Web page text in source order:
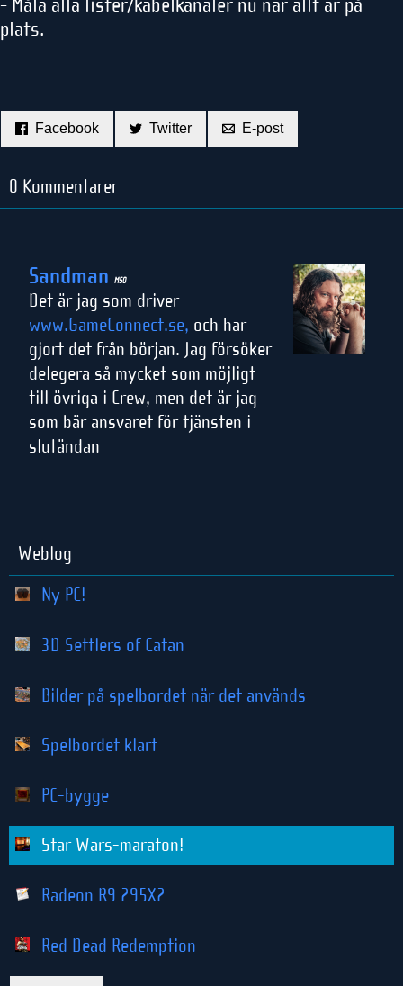
plats.
Facebook Twitter E-post
0 Kommentarer
Sandman M50
Det är jag som driver
www.GameConnect.se, och har
gjort det från början. Jag försöker
delegera så mycket som möjligt
till övriga i Crew, men det är jag
som bär ansvaret för tjänsten i
slutändan
Weblog
Ny PC!
3D Settlers of Catan
Bilder på spelbordet när det används
Spelbordet klart
PC-bygge
Star Wars-maraton!
Radeon R9 295X2
Red Dead Redemption